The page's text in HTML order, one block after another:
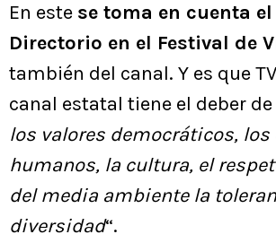
En este se toma en cuenta
Directorio en el Festival de
también del canal. Y es que
canal estatal tiene el deber de
los valores democráticos, los
humanos, la cultura, el
del media ambiente la
diversidad“.